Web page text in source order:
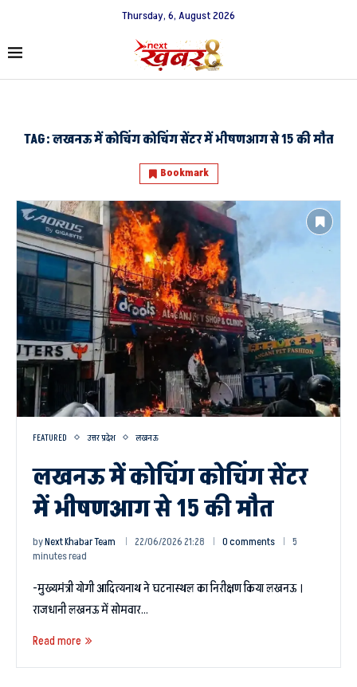
Thursday, 6, August 2026
TAG:लखनऊ में कोचिंग कोचिंग सेंटर में भीषणआग से 15 की मौत
Bookmark
FEATURED उत्तर प्रदेश लखनऊ
लखनऊ में कोचिंग कोचिंग सेंटर
में भीषणआग से 15 की मौत
byNext Khabar Team 22/06/2026 21:28 0 comments
5
minutes read
-मुख्यमंत्री योगी आदित्यनाथ ने घटनास्थल का निरीक्षण किया लखनऊ ।
राजधानी लखनऊ में सोमवार…
Read more